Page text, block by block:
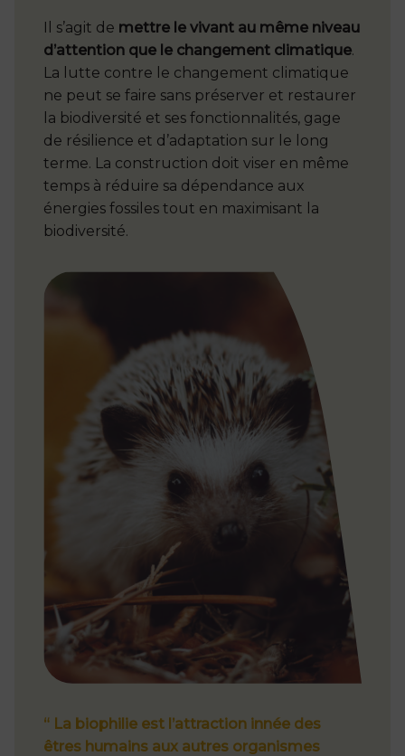
Il s’agit de mettre le vivant au même niveau
d’attention que le changement climatique.
La lutte contre le changement climatique
ne peut se faire sans préserver et restaurer
la biodiversité et ses fonctionnalités, gage
de résilience et d’adaptation sur le long
terme. La construction doit viser en même
temps à réduire sa dépendance aux
énergies fossiles tout en maximisant la
biodiversité.
“ La biophilie est l’attraction innée des
êtres humains aux autres organismes